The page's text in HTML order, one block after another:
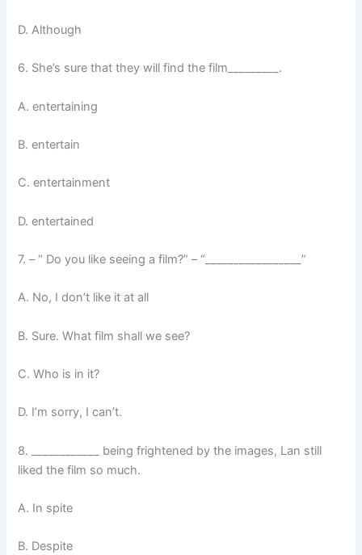
D. Although
6. She’s sure that they will find the film_________.
A. entertaining
B. entertain
C. entertainment
D. entertained
7. – “ Do you like seeing a film?” – “_________________”
A. No, I don’t like it at all
B. Sure. What film shall we see?
C. Who is in it?
D. I’m sorry, I can’t.
8. ____________ being frightened by the images, Lan still
liked the film so much.
A. In spite
B. Despite